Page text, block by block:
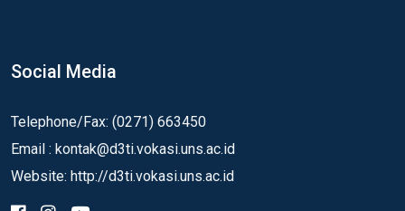
Social Media
Telephone/Fax: (0271) 663450
Email : kontak@d3ti.vokasi.uns.ac.id
Website: http://d3ti.vokasi.uns.ac.id